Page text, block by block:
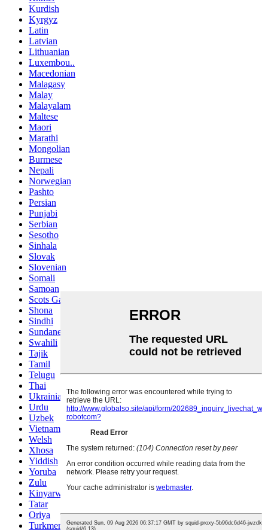
Kurdish
Kyrgyz
Latin
Latvian
Lithuanian
Luxembou..
Macedonian
Malagasy
Malay
Malayalam
Maltese
Maori
Marathi
Mongolian
Burmese
Nepali
Norwegian
Pashto
Persian
Punjabi
Serbian
Sesotho
Sinhala
Slovak
Slovenian
Somali
Samoan
Scots Gaelic
Shona
Sindhi
Sundanese
Swahili
Tajik
Tamil
Telugu
Thai
Ukrainian
Urdu
Uzbek
Vietnamese
Welsh
Xhosa
Yiddish
Yoruba
Zulu
Kinyarwanda
Tatar
Oriya
Turkmen